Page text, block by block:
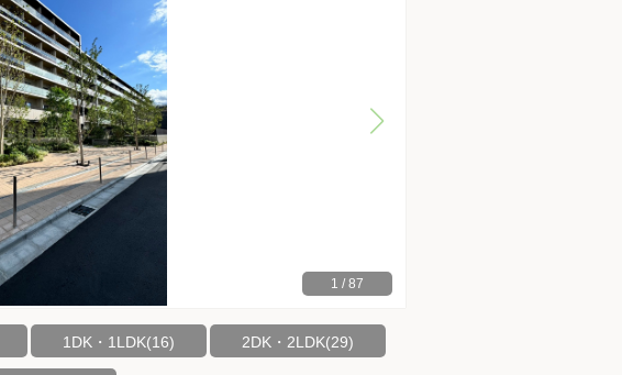
1 / 87
1DK・1LDK(16) 2DK・2LDK(29)